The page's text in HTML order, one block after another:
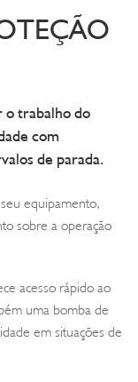
o trabalho do
com
de parada.
equipamento,
sobre a operação
acesso rápido ao
uma bomba de
em situações de